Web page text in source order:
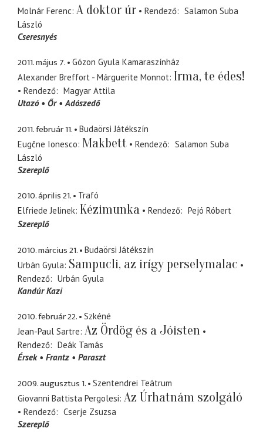
Molnár Ferenc A doktor úr Rendező
Salamon Suba
László
Cseresnyés
2011. május 7.
Gózon Gyula Kamaraszínház
Alexander Breffort - Márguerite Monnot Irma, te édes!
Rendező
Magyar Attila
Utazó
Őr Adószedő
2011. február 11.
Budaörsi Játékszín
Eugčne Ionesco Makbett Rendező
Salamon Suba
László
Szereplő
2010. április 21.
Trafó
Elfriede Jelinek Kézimunka Rendező
Pejó Róbert
Szereplő
2010. március 21.
Budaörsi Játékszín
Urbán Gyula Sampucli, az irígy perselymalac
Rendező
Urbán Gyula
Kandúr Kazi
2010. február 22.
Szkéné
Jean-Paul Sartre Az Ördög és a Jóisten
Rendező
Deák Tamás
Érsek
Frantz Paraszt
2009. augusztus 1.
Szentendrei Teátrum
Giovanni Battista Pergolesi Az Úrhatnám szolgáló
Rendező
Cserje Zsuzsa
Szereplő